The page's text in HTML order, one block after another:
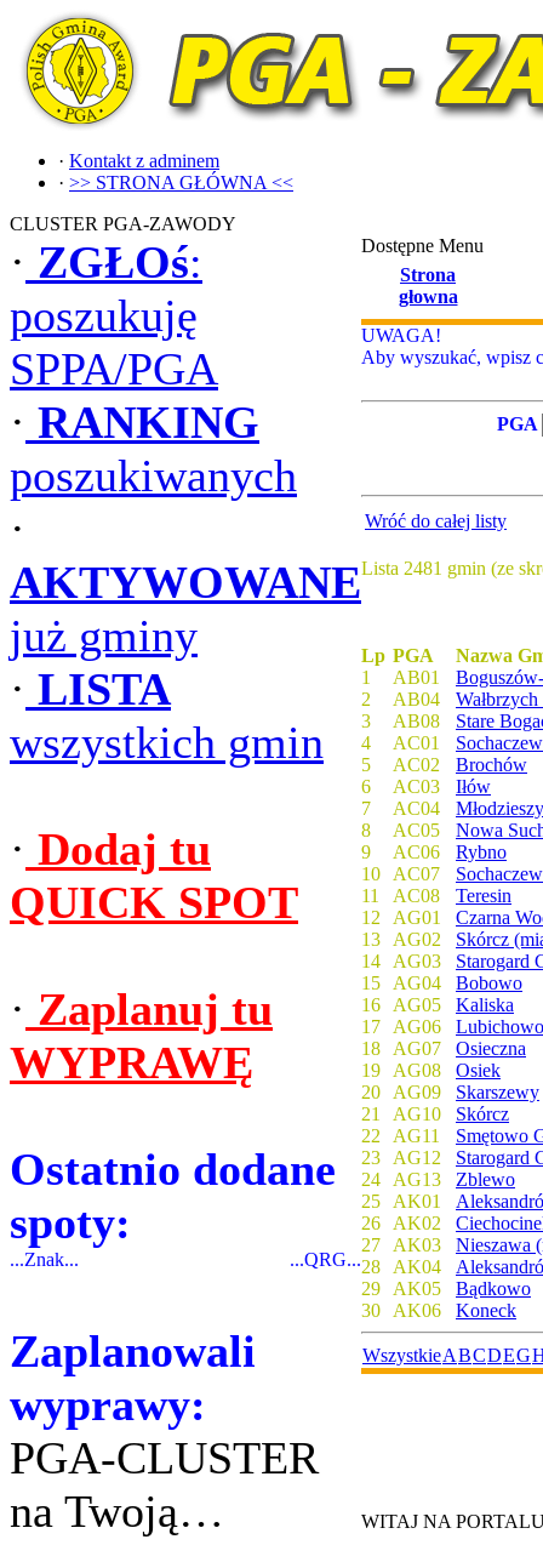
· Kontakt z adminem
· >> STRONA GŁÓWNA <<
CLUSTER PGA-ZAWODY
· ZGŁOś:
poszukuję
SPPA/PGA
· RANKING
poszukiwanych
·
AKTYWOWANE
już gminy
· LISTA
wszystkich gmin
· Dodaj tu
QUICK SPOT
· Zaplanuj tu
WYPRAWĘ
Ostatnio dodane
spoty:
...Znak... ...QRG...
Zaplanowali
wyprawy:
PGA-CLUSTER
na Twoją…
Dostępne Menu
Strona
głowna
UWAGA!
Aby wyszukać, wpisz
PGA
Wróć do całej listy
Lista 2481 gmin (ze
Lp PGA
Nazwa
1
AB01
2
AB04
3
AB08
Stare
4
AC01
5
AC02
Brochów
6
AC03
Iłów
7
AC04
8
AC05
Nowa
9
AC06
Rybno
10
AC07
Sochaczew
11
AC08
Teresin
12
AG01
Czarna
13
AG02
Skórcz
14
AG03
Starogard
15
AG04
Bobowo
16
AG05
Kaliska
17
AG06
Lubichowo
18
AG07
Osieczna
19
AG08
Osiek
20
AG09
Skarszewy
21
AG10
Skórcz
22
AG11
Smętowo
23
AG12
Starogard
24
AG13
Zblewo
25
AK01
26
AK02
27
AK03
Nieszawa
28
AK04
29
AK05
Bądkowo
30
AK06 Koneck
WszystkieABCDEG
WITAJ NA